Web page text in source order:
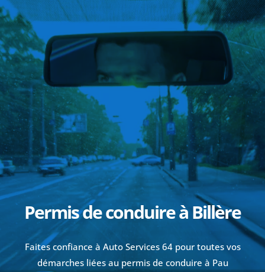
Permis de conduire à Billère
Faites confiance à Auto Services 64 pour toutes vos
démarches liées au permis de conduire à Pau